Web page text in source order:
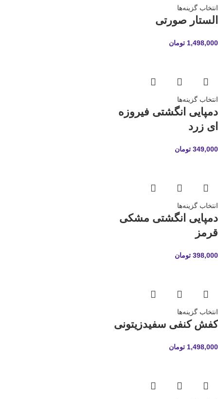
انتخاب گزینه‌ها
الستار صورتی
1,498,000 تومان
انتخاب گزینه‌ها
دمپایی انگشتی فیروزه
ای زرد
349,000 تومان
انتخاب گزینه‌ها
دمپایی انگشتی مشکی
قرمز
398,000 تومان
انتخاب گزینه‌ها
کفش کنفی سفیدزیتونی
1,498,000 تومان